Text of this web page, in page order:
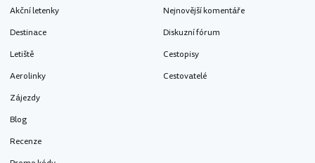
Akční letenky
Destinace
Letiště
Aerolinky
Zájezdy
Blog
Recenze
Nejnovější komentáře
Diskuzní fórum
Cestopisy
Cestovatelé